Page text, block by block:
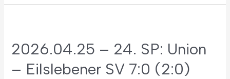
2026.04.25 – 24. SP: Union
– Eilslebener SV 7:0 (2:0)